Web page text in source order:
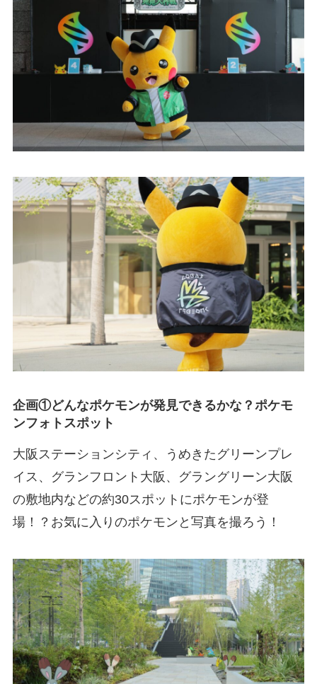
企画①どんなポケモンが発見できるかな？ポケモ
ンフォトスポット
大阪ステーションシティ、うめきたグリーンプレ
イス、グランフロント大阪、グラングリーン大阪
の敷地内などの約30スポットにポケモンが登
場！？お気に入りのポケモンと写真を撮ろう！